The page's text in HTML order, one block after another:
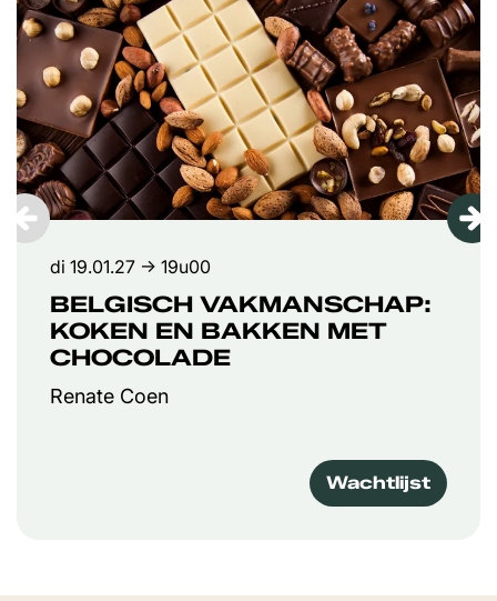
BELGISCH VAKMANSCHAP:
KOKEN EN BAKKEN MET
CHOCOLADE
Renate Coen
di 19.01.27 → 19u00
Wachtlijst